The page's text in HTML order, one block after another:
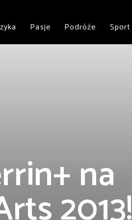
Pasje Podróże Sport
na